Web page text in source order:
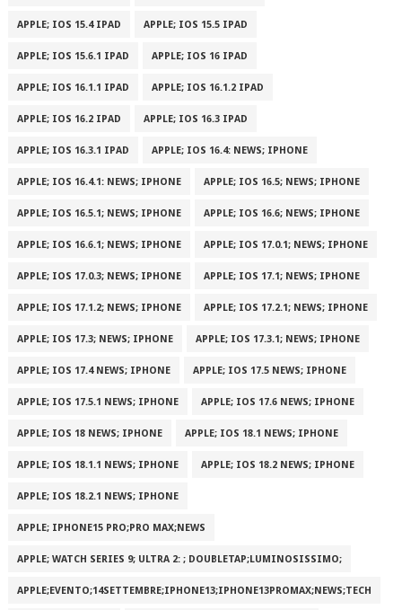
APPLE; IOS 15.4 IPAD APPLE; IOS 15.5 IPAD
APPLE; IOS 15.6.1 IPAD APPLE; IOS 16 IPAD
APPLE; IOS 16.1.1 IPAD APPLE; IOS 16.1.2 IPAD
APPLE; IOS 16.2 IPAD APPLE; IOS 16.3 IPAD
APPLE; IOS 16.3.1 IPAD APPLE; IOS 16.4: NEWS; IPHONE
APPLE; IOS 16.4.1: NEWS; IPHONE APPLE; IOS 16.5; NEWS; IPHONE
APPLE; IOS 16.5.1; NEWS; IPHONE APPLE; IOS 16.6; NEWS; IPHONE
APPLE; IOS 16.6.1; NEWS; IPHONE APPLE; IOS 17.0.1; NEWS; IPHONE
APPLE; IOS 17.0.3; NEWS; IPHONE APPLE; IOS 17.1; NEWS; IPHONE
APPLE; IOS 17.1.2; NEWS; IPHONE APPLE; IOS 17.2.1; NEWS; IPHONE
APPLE; IOS 17.3; NEWS; IPHONE APPLE; IOS 17.3.1; NEWS; IPHONE
APPLE; IOS 17.4 NEWS; IPHONE APPLE; IOS 17.5 NEWS; IPHONE
APPLE; IOS 17.5.1 NEWS; IPHONE APPLE; IOS 17.6 NEWS; IPHONE
APPLE; IOS 18 NEWS; IPHONE APPLE; IOS 18.1 NEWS; IPHONE
APPLE; IOS 18.1.1 NEWS; IPHONE APPLE; IOS 18.2 NEWS; IPHONE
APPLE; IOS 18.2.1 NEWS; IPHONE
APPLE; IPHONE15 PRO;PRO MAX;NEWS
APPLE; WATCH SERIES 9; ULTRA 2: ; DOUBLETAP;LUMINOSISSIMO;
APPLE;EVENTO;14SETTEMBRE;IPHONE13;IPHONE13PROMAX;NEWS;TECH